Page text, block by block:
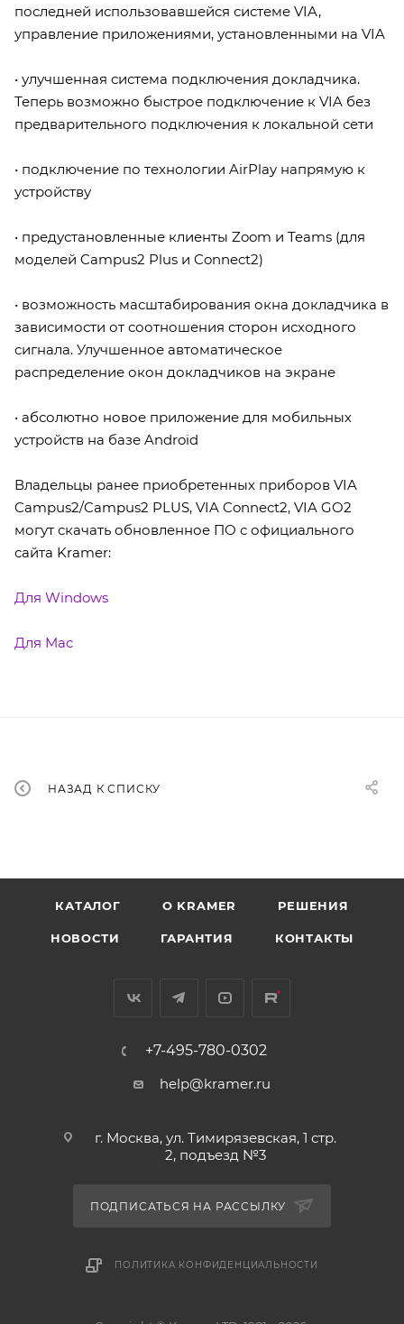
последней использовавшейся системе VIA,
управление приложениями, установленными на VIA
• улучшенная система подключения докладчика.
Теперь возможно быстрое подключение к VIA без
предварительного подключения к локальной сети
• подключение по технологии AirPlay напрямую к
устройству
• предустановленные клиенты Zoom и Teams (для
моделей Campus2 Plus и Connect2)
• возможность масштабирования окна докладчика в
зависимости от соотношения сторон исходного
сигнала. Улучшенное автоматическое
распределение окон докладчиков на экране
• абсолютно новое приложение для мобильных
устройств на базе Android
Владельцы ранее приобретенных приборов VIA
Campus2/Campus2 PLUS, VIA Connect2, VIA GO2
могут скачать обновленное ПО с официального
сайта Kramer:
Для Windows
Для Mac
НАЗАД К СПИСКУ
КАТАЛОГ O KRAMER РЕШЕНИЯ
НОВОСТИ ГАРАНТИЯ КОНТАКТЫ
+7-495-780-0302
help@kramer.ru
г. Москва, ул. Тимирязевская, 1 стр.
2, подъезд №3
ПОДПИСАТЬСЯ НА РАССЫЛКУ
ПОЛИТИКА КОНФИДЕНЦИАЛЬНОСТИ